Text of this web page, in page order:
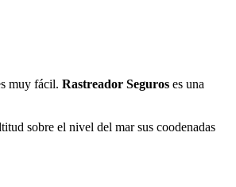
muy fácil. Rastreador Seguros es una
sobre el nivel del mar sus coodenadas